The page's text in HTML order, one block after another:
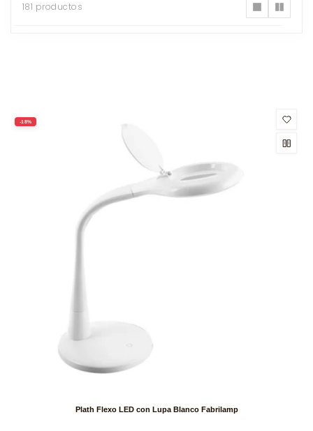
181 productos
-18%
Plath Flexo LED con Lupa Blanco Fabrilamp